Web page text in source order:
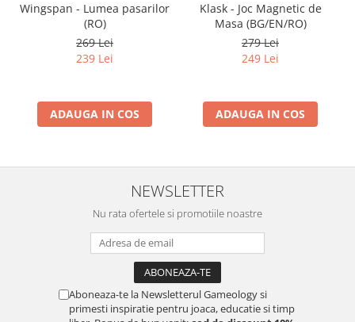
Wingspan - Lumea pasarilor
(RO)
269 Lei
239 Lei
ADAUGA IN COS
Klask - Joc Magnetic de
Masa (BG/EN/RO)
279 Lei
249 Lei
ADAUGA IN COS
NEWSLETTER
Nu rata ofertele si promotiile noastre
Aboneaza-te la Newsletterul Gameology si
primesti inspiratie pentru joaca, educatie si timp